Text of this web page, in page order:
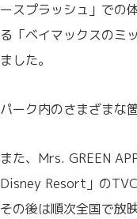
ースプラッシュ」での
る「ベイマックスのミ
ました。
パーク内のさまざまな
また、Mrs. GREEN
Disney Resort」の
その後は順次全国で放